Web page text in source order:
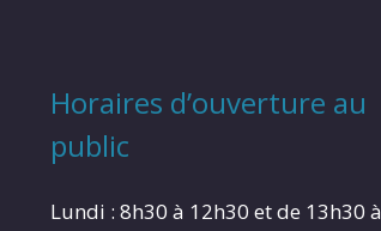
Horaires d’ouverture au
public
Lundi : 8h30 à 12h30 et de 13h30 à